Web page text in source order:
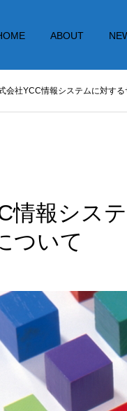
ABOUT
会社YCC情報システムに対す
情報シス
ついて